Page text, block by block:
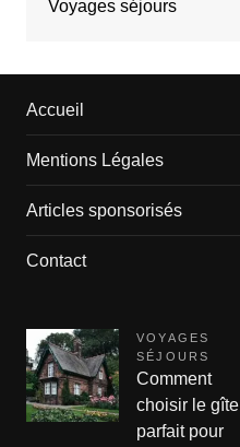
Voyages séjours
Accueil
Mentions Légales
Articles sponsorisés
Contact
VOYAGES
SÉJOURS
Comment
choisir le gîte
parfait pour